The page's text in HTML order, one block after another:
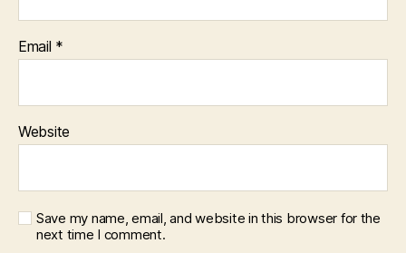
Email *
Website
Save my name, email, and website in this browser for the
next time I comment.